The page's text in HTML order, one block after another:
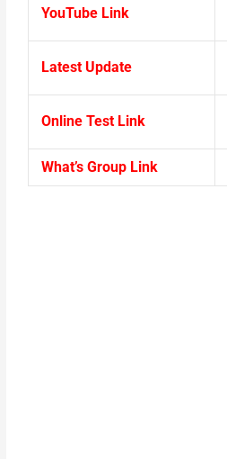
YouTube Link
Latest Update
Online Test Link
What’s Group Link